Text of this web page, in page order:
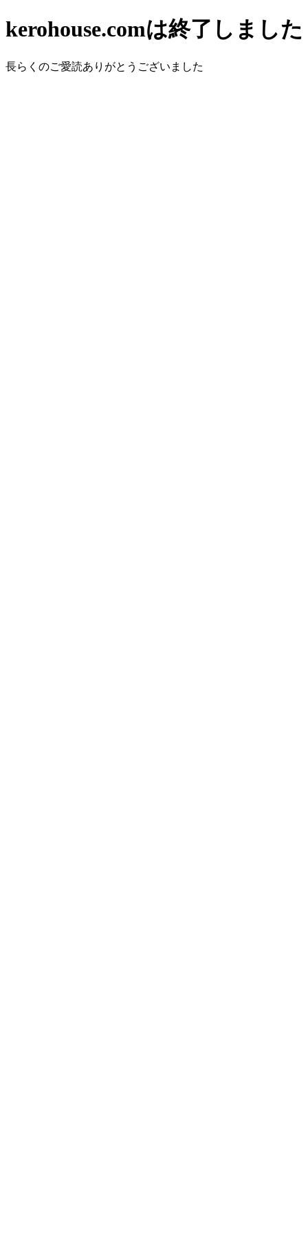
kerohouse.comは終了しました
長らくのご愛読ありがとうございました